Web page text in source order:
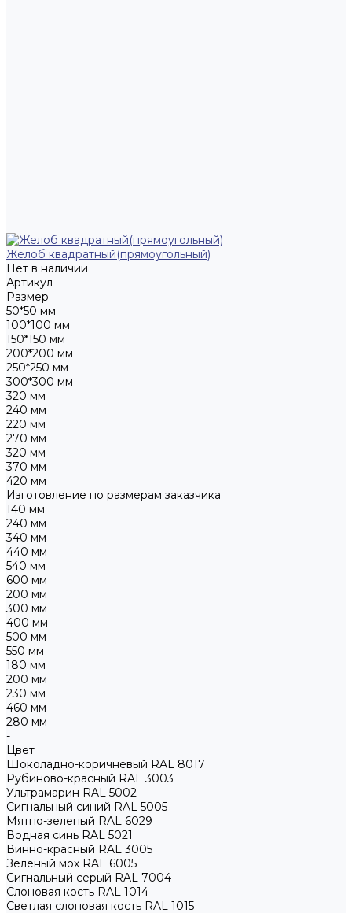
Желоб квадратный(прямоугольный)
Нет в наличии
Артикул
Размер
50*50 мм
100*100 мм
150*150 мм
200*200 мм
250*250 мм
300*300 мм
320 мм
240 мм
220 мм
270 мм
320 мм
370 мм
420 мм
Изготовление по размерам заказчика
140 мм
240 мм
340 мм
440 мм
540 мм
600 мм
200 мм
300 мм
400 мм
500 мм
550 мм
180 мм
200 мм
230 мм
460 мм
280 мм
-
Цвет
Шоколадно-коричневый RAL 8017
Рубиново-красный RAL 3003
Ультрамарин RAL 5002
Сигнальный синий RAL 5005
Мятно-зеленый RAL 6029
Водная синь RAL 5021
Винно-красный RAL 3005
Зеленый мох RAL 6005
Сигнальный серый RAL 7004
Слоновая кость RAL 1014
Светлая слоновая кость RAL 1015